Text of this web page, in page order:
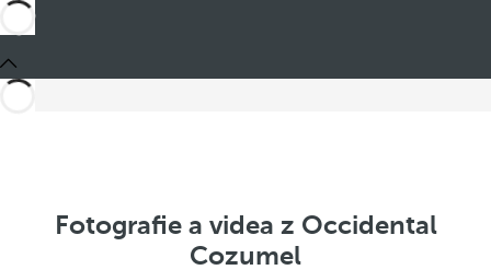
Fotografie a videa z Occidental
Cozumel